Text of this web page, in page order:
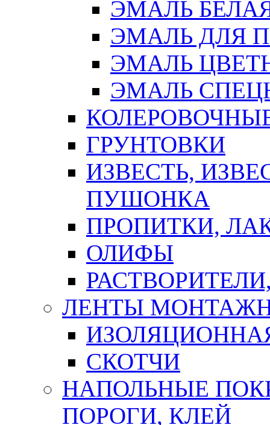
ЭМАЛЬ
ЭМАЛЬ ДЛЯ
ЭМАЛЬ
ЭМАЛЬ
ГРУНТОВКИ
ИЗВЕСТЬ,
ПУШОНКА
ПРОПИТКИ,
ОЛИФЫ
ЛЕНТЫ
СКОТЧИ
НАПОЛЬНЫЕ
ПОРОГИ, КЛЕЙ